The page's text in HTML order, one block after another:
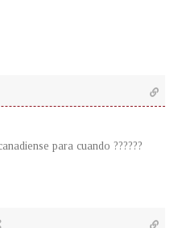
para cuando ??????